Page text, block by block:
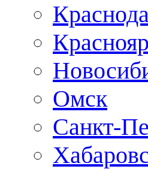
Омск
Санкт-